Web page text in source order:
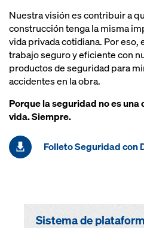
Nuestra visión es contribuir a
construcción tenga la misma
vida privada cotidiana. Por eso,
trabajo seguro y eficiente con
productos de seguridad para
accidentes en la obra.
Porque la seguridad no es una
vida. Siempre.
Folleto Seguridad con
Sistema de